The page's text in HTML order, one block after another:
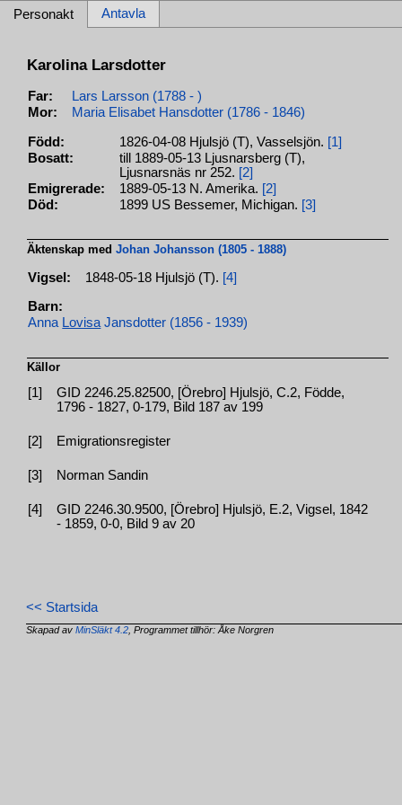
Personakt Antavla
Karolina Larsdotter
Far:
Lars Larsson (1788 - )
Mor:
Maria Elisabet Hansdotter (1786 - 1846)
Född: 1826-04-08 Hjulsjö (T), Vasselsjön. [1]
Bosatt:
till 1889-05-13 Ljusnarsberg (T),
Ljusnarsnäs nr 252. [2]
Emigrerade:
1889-05-13 N. Amerika. [2]
Död:
1899 US Bessemer, Michigan. [3]
Äktenskap medJohan Johansson (1805 - 1888)
Vigsel: 1848-05-18 Hjulsjö (T). [4]
Barn:
Anna LovisaJansdotter (1856 - 1939)
Källor
[1]
GID 2246.25.82500, [Örebro] Hjulsjö, C.2, Födde,
1796 - 1827, 0-179, Bild 187 av 199
[2] Emigrationsregister
[3] Norman Sandin
[4]
GID 2246.30.9500, [Örebro] Hjulsjö, E.2, Vigsel, 1842
- 1859, 0-0, Bild 9 av 20
<< Startsida
Skapad avMinSläkt 4.2 , Programmet tillhör: Åke Norgren